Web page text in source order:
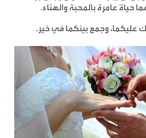
حياةً عامرة بالمحبة والهناء.
عليكما، وجمع بينكما في خير.